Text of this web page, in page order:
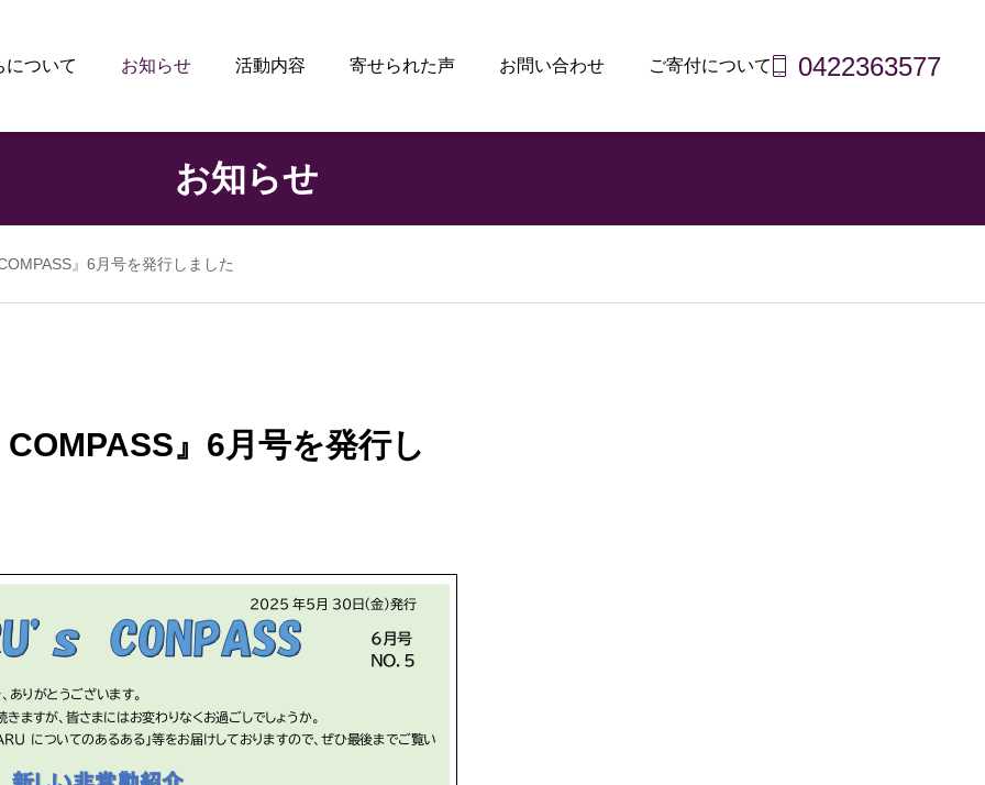
について お知らせ 活動内容 寄せられた声 お問い合わせ ご寄付について 0422363577
お知らせ
』6月号を発行しました
』6月号を発行し